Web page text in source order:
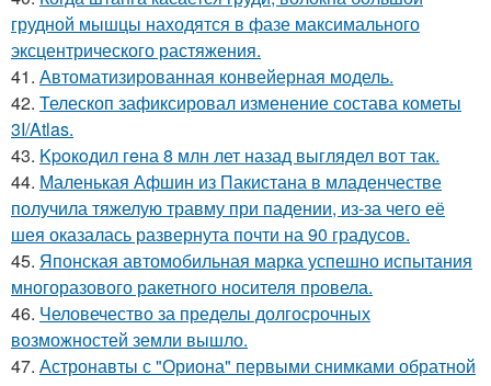
грудной мышцы находятся в фазе максимального
эксцентрического растяжения.
41. Автоматизированная конвейерная модель.
42. Телескоп зафиксировал изменение состава кометы
3I/Atlas.
43. Kpoкoдил гeна 8 млн лет назад выглядел вот так.
44. Маленькая Афшин из Пакистана в младенчестве
получила тяжелую травму при падении, из-за чего её
шея оказалась развернута почти на 90 градусов.
45. Японская автомобильная марка успешно испытания
многоразового ракетного носителя провела.
46. Человечество за пределы долгосрочных
возможностей земли вышло.
47. Астронавты с "Ориона" первыми снимками обратной